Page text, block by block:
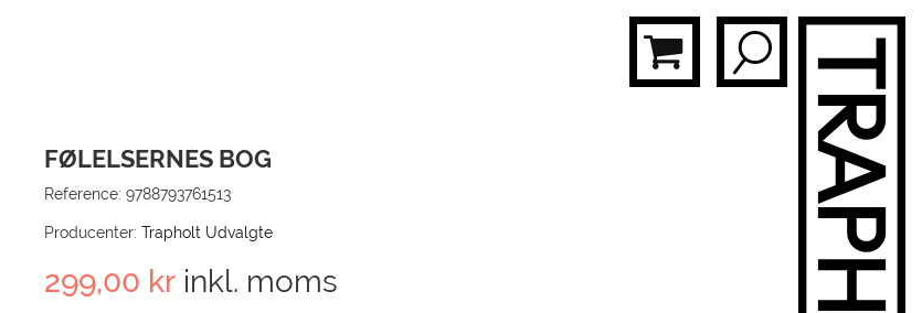
FØLELSERNES BOG
Reference: 9788793761513
Producenter: Trapholt Udvalgte
299,00 krinkl. moms